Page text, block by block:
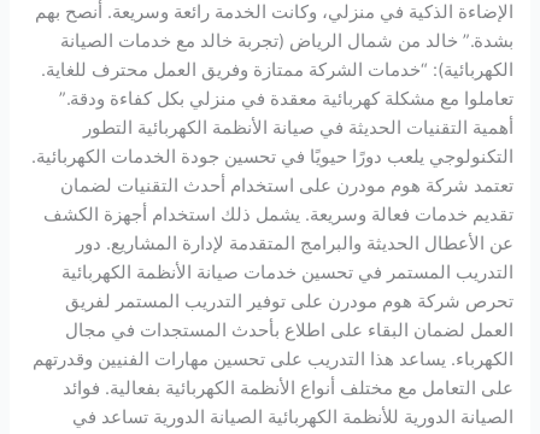
الإضاءة الذكية في منزلي، وكانت الخدمة رائعة وسريعة. أنصح بهم
بشدة.” خالد من شمال الرياض (تجربة خالد مع خدمات الصيانة
الكهربائية): “خدمات الشركة ممتازة وفريق العمل محترف للغاية.
تعاملوا مع مشكلة كهربائية معقدة في منزلي بكل كفاءة ودقة.”
أهمية التقنيات الحديثة في صيانة الأنظمة الكهربائية التطور
التكنولوجي يلعب دورًا حيويًا في تحسين جودة الخدمات الكهربائية.
تعتمد شركة هوم مودرن على استخدام أحدث التقنيات لضمان
تقديم خدمات فعالة وسريعة. يشمل ذلك استخدام أجهزة الكشف
عن الأعطال الحديثة والبرامج المتقدمة لإدارة المشاريع. دور
التدريب المستمر في تحسين خدمات صيانة الأنظمة الكهربائية
تحرص شركة هوم مودرن على توفير التدريب المستمر لفريق
العمل لضمان البقاء على اطلاع بأحدث المستجدات في مجال
الكهرباء. يساعد هذا التدريب على تحسين مهارات الفنيين وقدرتهم
على التعامل مع مختلف أنواع الأنظمة الكهربائية بفعالية. فوائد
الصيانة الدورية للأنظمة الكهربائية الصيانة الدورية تساعد في